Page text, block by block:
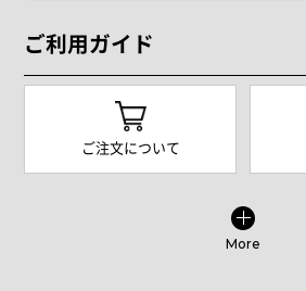
ご利用ガイド
ご注文について
More